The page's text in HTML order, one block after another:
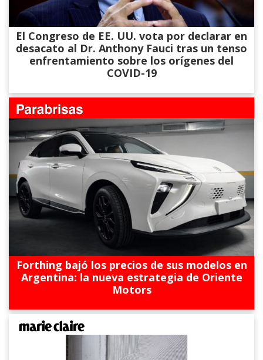
El Congreso de EE. UU. vota por declarar en
desacato al Dr. Anthony Fauci tras un tenso
enfrentamiento sobre los orígenes del
COVID-19
Forthing bajó los precios de sus modelos en
Argentina: la nueva estrategia de Oriente
Motors